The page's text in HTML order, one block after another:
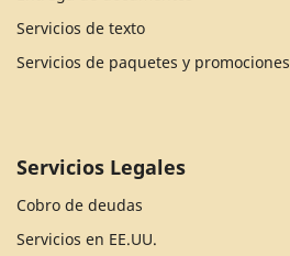
Servicios de texto
Servicios de paquetes y promociones
Servicios Legales
Cobro de deudas
Servicios en EE.UU.